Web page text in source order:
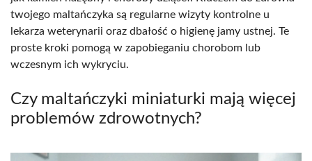
twojego maltańczyka są regularne wizyty kontrolne u
lekarza weterynarii oraz dbałość o higienę jamy ustnej. Te
proste kroki pomogą w zapobieganiu chorobom lub
wczesnym ich wykryciu.
Czy maltańczyki miniaturki mają więcej
problemów zdrowotnych?